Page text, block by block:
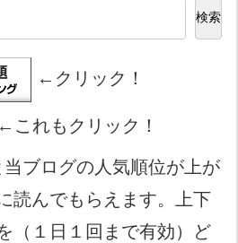
検索
←クリック！
←これもクリック！
ブログの人気順位が上が
読んでもらえます。上下
（１日１回まで有効）ど